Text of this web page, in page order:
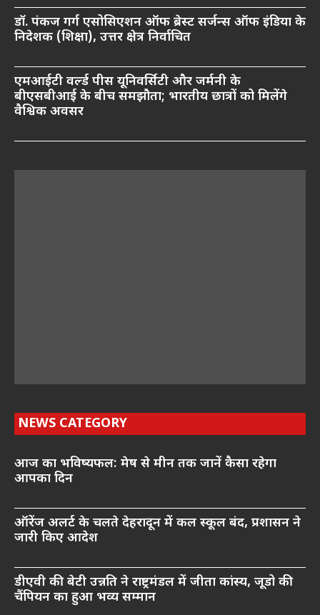
डॉ. पंकज गर्ग एसोसिएशन ऑफ ब्रेस्ट सर्जन्स ऑफ इंडिया के
निदेशक (शिक्षा), उत्तर क्षेत्र निर्वाचित
एमआईटी वर्ल्ड पीस यूनिवर्सिटी और जर्मनी के
बीएसबीआई के बीच समझौता; भारतीय छात्रों को मिलेंगे
वैश्विक अवसर
NEWS CATEGORY
आज का भविष्यफल: मेष से मीन तक जानें कैसा रहेगा
आपका दिन
ऑरेंज अलर्ट के चलते देहरादून में कल स्कूल बंद, प्रशासन ने
जारी किए आदेश
डीएवी की बेटी उन्नति ने राष्ट्रमंडल में जीता कांस्य, जूडो की
चैंपियन का हुआ भव्य सम्मान